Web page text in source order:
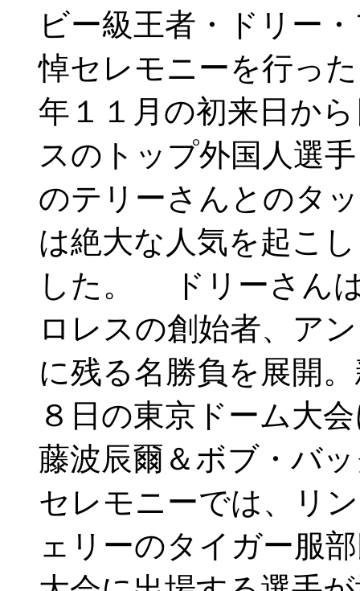
ビー級王者・ドリー
悼セレモニーを行っ
年１１月の初来日か
スのトップ外国人選
のテリーさんとのタ
は絶大な人気を起こ
した。 ドリーさん
ロレスの創始者、ア
に残る名勝負を展開
８日の東京ドーム大
藤波辰爾＆ボブ・
セレモニーでは、リ
ェリーのタイガー服